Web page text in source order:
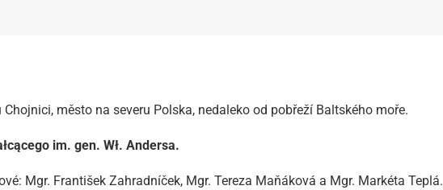
město na severu Polska, nedaleko od pobřeží Baltského moře.
im. gen. Wł. Andersa.
Mgr. František Zahradníček, Mgr. Tereza Maňáková a Mgr. Markéta Teplá.